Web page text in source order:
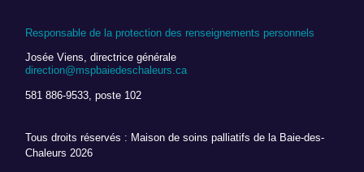
Responsable de la protection des renseignements personnels
Josée Viens, directrice générale
direction@mspbaiedeschaleurs.ca
581 886-9533, poste 102
Tous droits réservés : Maison de soins palliatifs de la Baie-des-
Chaleurs 2026